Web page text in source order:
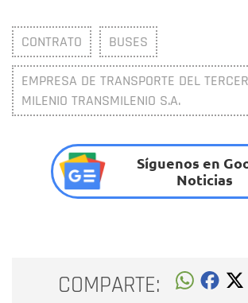
CONTRATO BUSES
EMPRESA DE TRANSPORTE DEL TERCER
MILENIO TRANSMILENIO S.A.
Síguenos en
Noticias
COMPARTE: